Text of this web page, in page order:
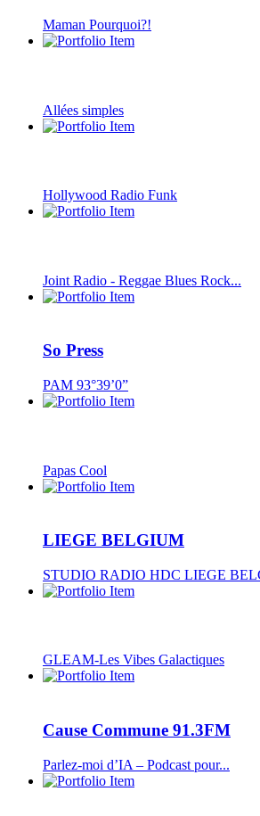
Maman Pourquoi?!
Allées simples
Hollywood Radio Funk
Joint Radio - Reggae Blues Rock...
So Press
PAM 93°39’0”
Papas Cool
LIEGE BELGIUM
STUDIO RADIO HDC LIEGE
GLEAM-Les Vibes Galactiques
Cause Commune 91.3FM
Parlez-moi d’IA – Podcast pour...